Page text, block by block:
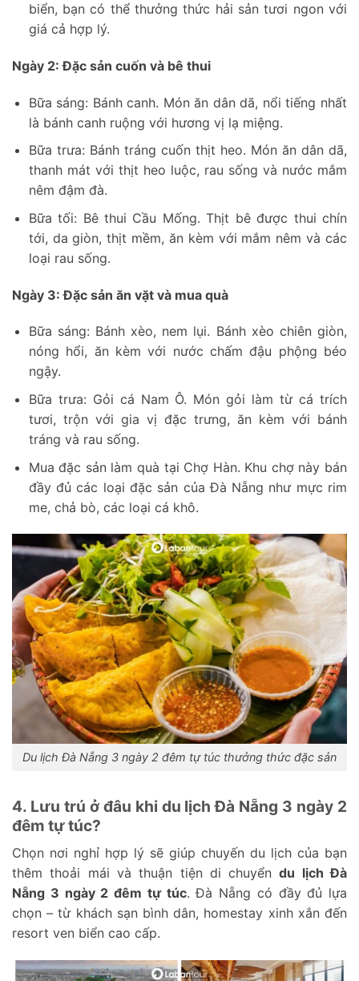
biển, bạn có thể thưởng thức hải sản tươi ngon với
giá cả hợp lý.
Ngày 2: Đặc sản cuốn và bê thui
Bữa sáng: Bánh canh. Món ăn dân dã, nổi tiếng nhất
là bánh canh ruộng với hương vị lạ miệng.
Bữa trưa: Bánh tráng cuốn thịt heo. Món ăn dân dã,
thanh mát với thịt heo luộc, rau sống và nước mắm
nêm đậm đà.
Bữa tối: Bê thui Cầu Mống. Thịt bê được thui chín
tới, da giòn, thịt mềm, ăn kèm với mắm nêm và các
loại rau sống.
Ngày 3: Đặc sản ăn vặt và mua quà
Bữa sáng: Bánh xèo, nem lụi. Bánh xèo chiên giòn,
nóng hổi, ăn kèm với nước chấm đậu phộng béo
ngậy.
Bữa trưa: Gỏi cá Nam Ô. Món gỏi làm từ cá trích
tươi, trộn với gia vị đặc trưng, ăn kèm với bánh
tráng và rau sống.
Mua đặc sản làm quà tại Chợ Hàn. Khu chợ này bán
đầy đủ các loại đặc sản của Đà Nẵng như mực rim
me, chả bò, các loại cá khô.
Du lịch Đà Nẵng 3 ngày 2 đêm tự túc thưởng thức đặc sản
4. Lưu trú ở đâu khi du lịch Đà Nẵng 3 ngày 2
đêm tự túc?
Chọn nơi nghỉ hợp lý sẽ giúp chuyến du lịch của bạn
thêm thoải mái và thuận tiện di chuyểndu lịch Đà
Nẵng 3 ngày 2 đêm tự túc. Đà Nẵng có đầy đủ lựa
chọn – từ khách sạn bình dân, homestay xinh xắn đến
resort ven biển cao cấp.